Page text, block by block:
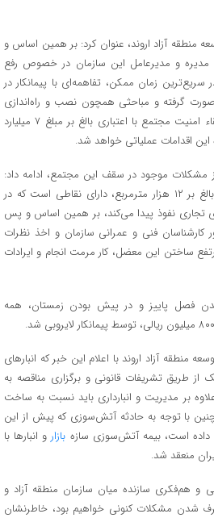
منطقه آزاد اروند، عنوان کرد: بر همین اساس و
و مدیرعامل این سازمان در خصوص رفع
سریع‌ترین زمان ممکن، تفاهمه‌ای با پیمانکار در
گرفته و مباحثی همچون نصب و راه‌اندازی
دوربین‌های مداربسته در جهت ارتقاء امنیت مجتمع با اعتباری بالغ بر مبلغ ۷ میلیارد
این اقدامات عملیاتی خواهد شد.
از مشکلات موجود در سقف این مجتمع، ادامه داد:
متاسفانه سقف مجتمع با متراژی بالغ بر ۱۲ هزار مترمربع، دارای نقاطی است که در
تجاری نفوذ پیدا می‌کند، بر همین اساس و پس
کارشناسان فنی و عمرانی سازمان و اخذ نظرات
ساختن این معضل، کار مرمت انجام و ایرادات
فصل پاییز و در پیش بودن زمستان، همه
منطقه آزاد اروند با اعلام این خبر که انبارهای
از طریق تشریفات قانونی و برگزاری مناقصه به
بر مدیریت و انبارداری باید نسبت به ساخت
با توجه به حادثه آتش‌سوزی که پیش از این
داده است، بیمه آتش‌سوزی سازه بازارو انبارها با
و هم‌فکری سازنده میان سازمان منطقه آزاد و
شدن مشکلات کنونی خواهیم بود، خاطرنشان